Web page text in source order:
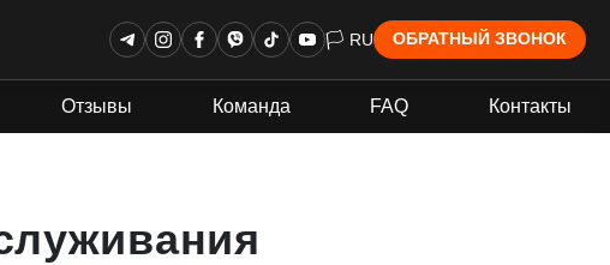
🏳 RU ОБРАТНЫЙ ЗВОНОК
Отзывы Команда FAQ Контакты